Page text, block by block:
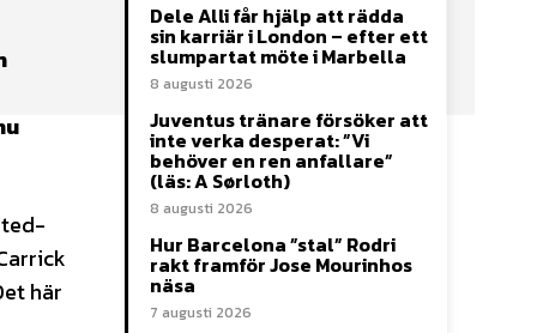
här
Dele Alli får hjälp att rädda
sin karriär i London – efter ett
slumpartat möte i Marbella
8 augusti 2026
Juventus tränare försöker att
inte verka desperat: ”Vi
behöver en ren anfallare”
(läs: A Sørloth)
8 augusti 2026
Hur Barcelona ”stal” Rodri
rakt framför Jose Mourinhos
näsa
7 augusti 2026